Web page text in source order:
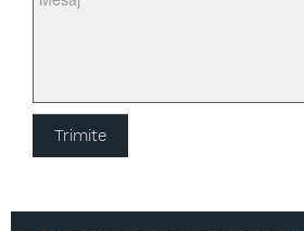
Anvelopa Supermoto